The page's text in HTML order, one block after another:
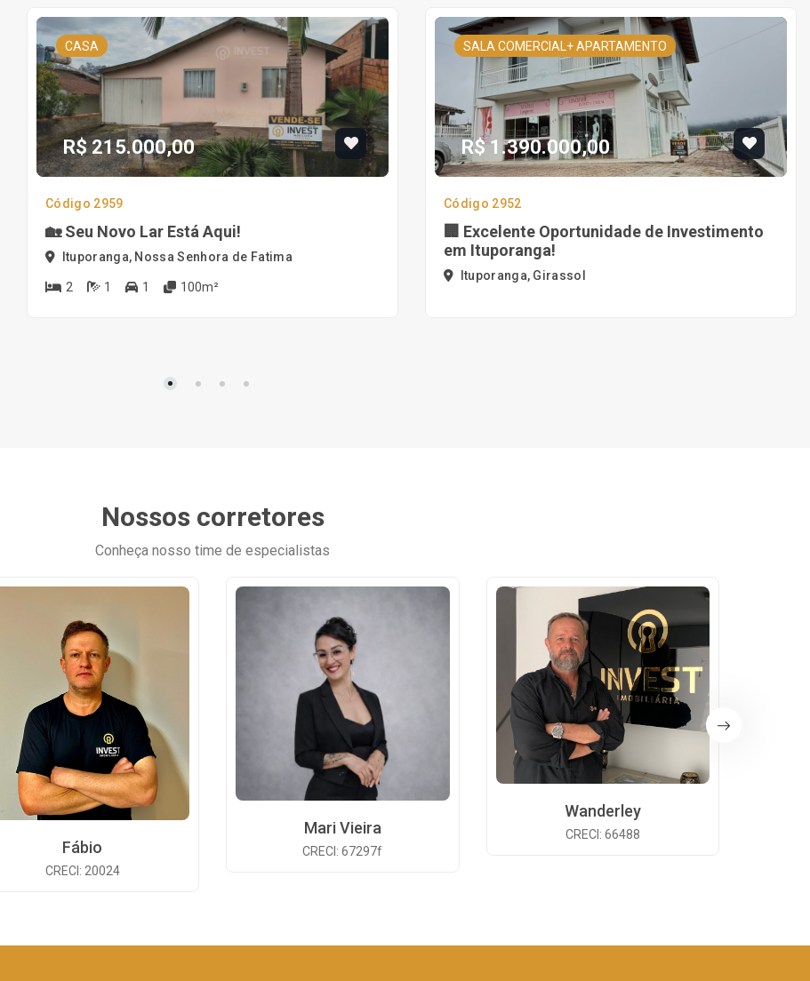
CASA
R$ 215.000,00
Código 2959
🏡 Seu Novo Lar Está Aqui!
Ituporanga, Nossa Senhora de Fatima
2 1 1 100m²
SALA COMERCIAL+ APARTAMENTO
R$ 1.390.000,00
Código 2952
🏢 Excelente Oportunidade de Investimento
em Ituporanga!
Ituporanga, Girassol
Nossos corretores
Conheça nosso time de especialistas
Fábio
CRECI: 20024
Mari Vieira
CRECI: 67297f
Wanderley
CRECI: 66488